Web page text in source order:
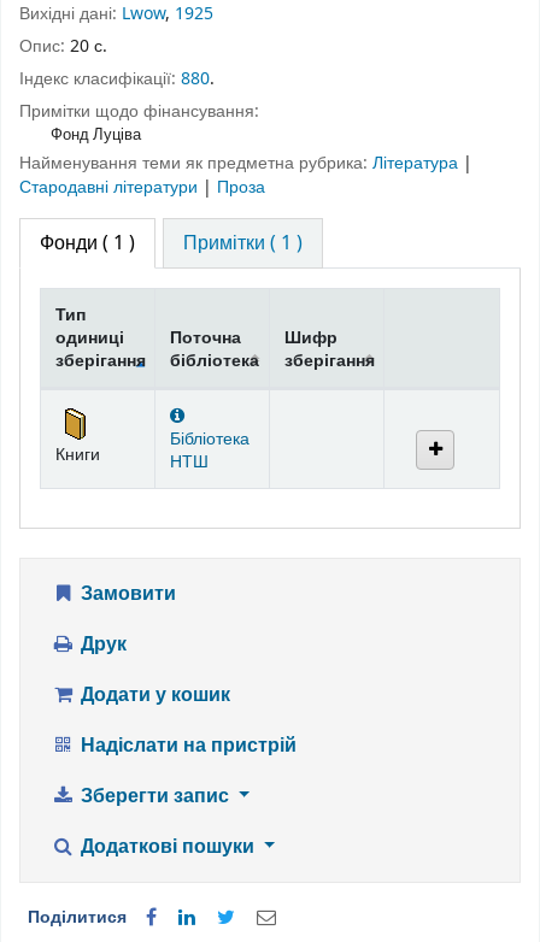
Вихідні дані: Lwow, 1925
Опис: 20 с.
Індекс класифікації: 880.
Примітки щодо фінансування:
Фонд Луціва
Найменування теми як предметна рубрика: Література |
Стародавні літератури | Проза
Фонди ( 1 ) Примітки ( 1 )
Фонди
Тип
одиниці
зберігання
Поточна
бібліотека
Шифр
зберігання
Книги
Бібліотека
НТШ
Замовити
Друк
Додати у кошик
Надіслати на пристрій
Зберегти запис
Додаткові пошуки
Поділитися